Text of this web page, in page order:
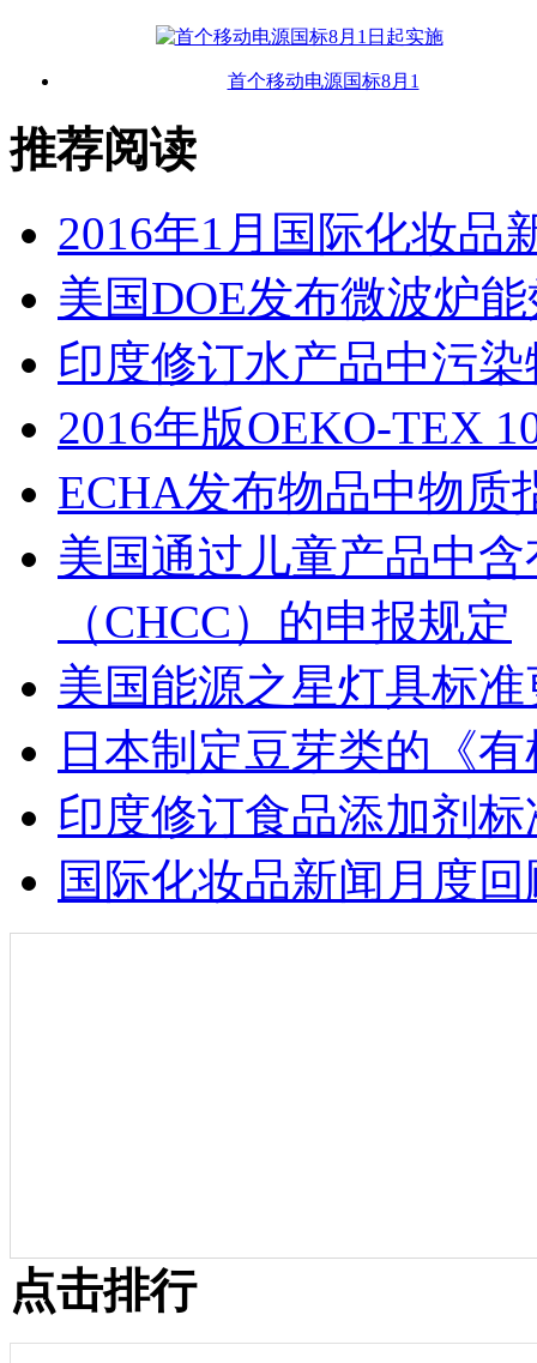
首个移动电源国标8月1
推荐阅读
2016年1月国际化妆品
美国DOE发布微波炉
印度修订水产品中污
2016年版OEKO-TEX
ECHA发布物品中物质
美国通过儿童产品中
（CHCC）的申报规定
美国能源之星灯具标
日本制定豆芽类的《
印度修订食品添加剂
国际化妆品新闻月度
点击排行